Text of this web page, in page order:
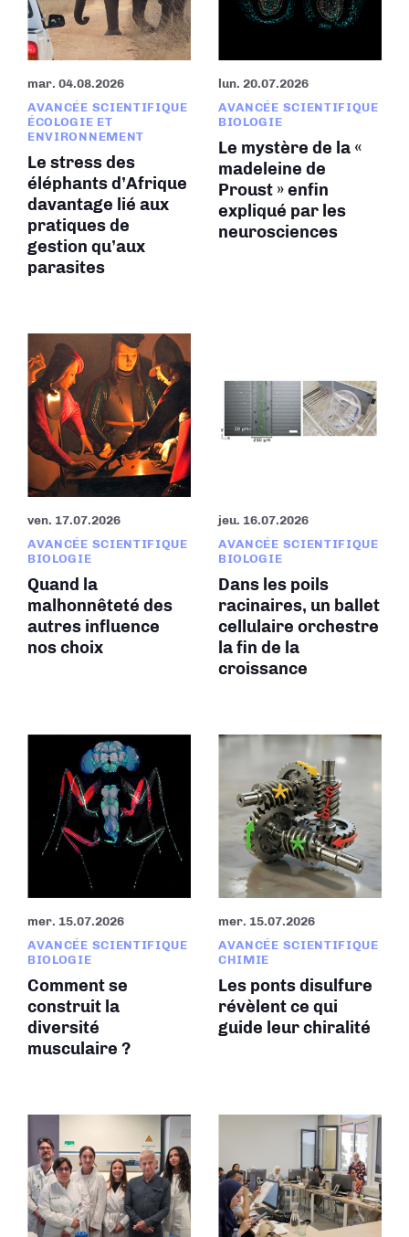
mar. 04.08.2026
AVANCÉE SCIENTIFIQUE
ÉCOLOGIE ET
ENVIRONNEMENT
Le stress des
éléphants d’Afrique
davantage lié aux
pratiques de
gestion qu’aux
parasites
lun. 20.07.2026
AVANCÉE SCIENTIFIQUE
BIOLOGIE
Le mystère de la «
madeleine de
Proust » enfin
expliqué par les
neurosciences
ven. 17.07.2026
AVANCÉE SCIENTIFIQUE
BIOLOGIE
Quand la
malhonnêteté des
autres influence
nos choix
jeu. 16.07.2026
AVANCÉE SCIENTIFIQUE
BIOLOGIE
Dans les poils
racinaires, un ballet
cellulaire orchestre
la fin de la
croissance
mer. 15.07.2026
AVANCÉE SCIENTIFIQUE
BIOLOGIE
Comment se
construit la
diversité
musculaire ?
mer. 15.07.2026
AVANCÉE SCIENTIFIQUE
CHIMIE
Les ponts disulfure
révèlent ce qui
guide leur chiralité